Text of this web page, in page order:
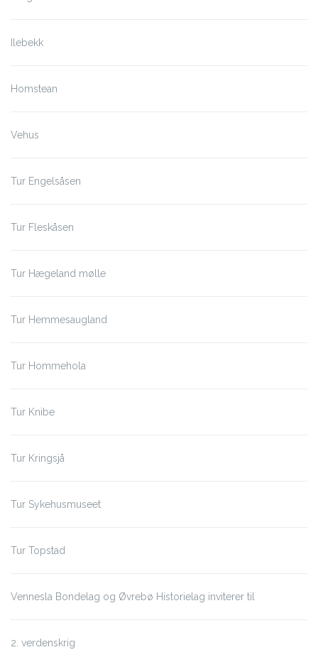
Ilebekk
Homstean
Vehus
Tur Engelsåsen
Tur Fleskåsen
Tur Hægeland mølle
Tur Hemmesaugland
Tur Hommehola
Tur Knibe
Tur Kringsjå
Tur Sykehusmuseet
Tur Topstad
Vennesla Bondelag og Øvrebø Historielag inviterer til
2. verdenskrig